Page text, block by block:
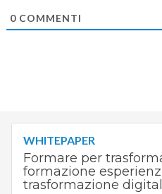
0COMMENTI
WHITEPAPER
Formare per
formazione
trasformazione